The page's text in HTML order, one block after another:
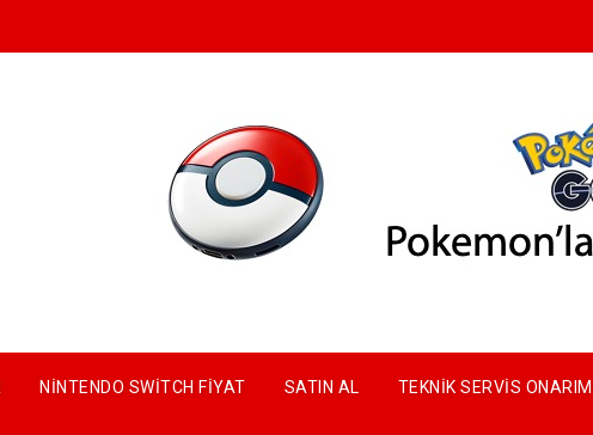
NINTENDO SWITCH FIYAT SATIN AL TEKNIK SERVIS ONARIM